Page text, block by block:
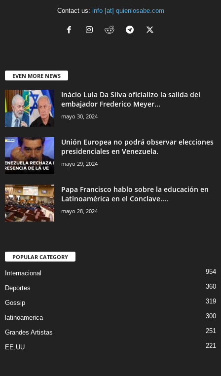
Contact us: info [at] quienlosabe.com
EVEN MORE NEWS
Inácio Lula Da Silva oficializo la salida del
embajador Frederico Meyer...
mayo 30, 2024
Unión Europea no podrá observar elecciones
presidenciales en Venezuela.
mayo 29, 2024
Papa Francisco hablo sobre la educación en
Latinoamérica en el Conclave....
mayo 28, 2024
POPULAR CATEGORY
Internacional 954
Deportes 360
Gossip 319
latinoamerica 300
Grandes Artistas 251
EE.UU 221